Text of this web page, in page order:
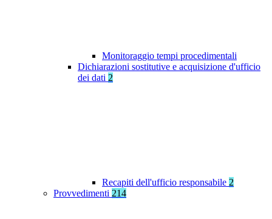
Monitoraggio tempi procedimentali
Dichiarazioni sostitutive e acquisizione d'ufficio
dei dati 2
Recapiti dell'ufficio responsabile 2
Provvedimenti 214